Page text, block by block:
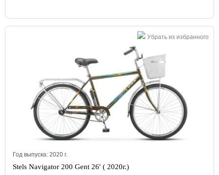
Убрать из избранного
Год выпуска: 2020 г.
Stels Navigator 200 Gent 26' ( 2020г.)